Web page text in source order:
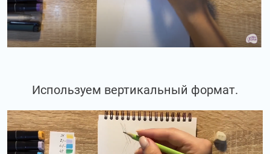
Используем вертикальный формат.